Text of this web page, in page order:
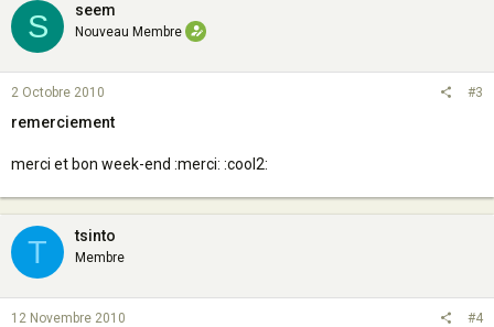
S seem
Nouveau Membre
2 Octobre 2010 #3
remerciement
merci et bon week-end :merci: :cool2:
T tsinto
Membre
12 Novembre 2010 #4